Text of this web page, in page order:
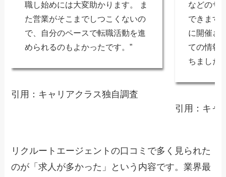
職し始めには大変助かります。 ま
た営業がそこまでしつこくないの
で、自分のペースで転職活動を進
められるのもよかったです。”
引用：キャリアクラス独自調査
などのサ
できます
に開催さ
ての情報
ちました
引用：キャ
リクルートエージェントの口コミで多く見られた
のが「求人が多かった」という内容です。業界最